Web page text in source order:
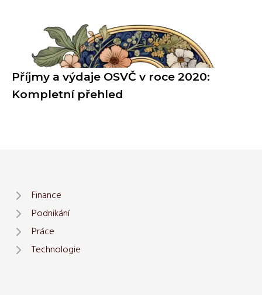
Příjmy a výdaje OSVČ v roce 2020:
Kompletní přehled
Finance
Podnikání
Práce
Technologie